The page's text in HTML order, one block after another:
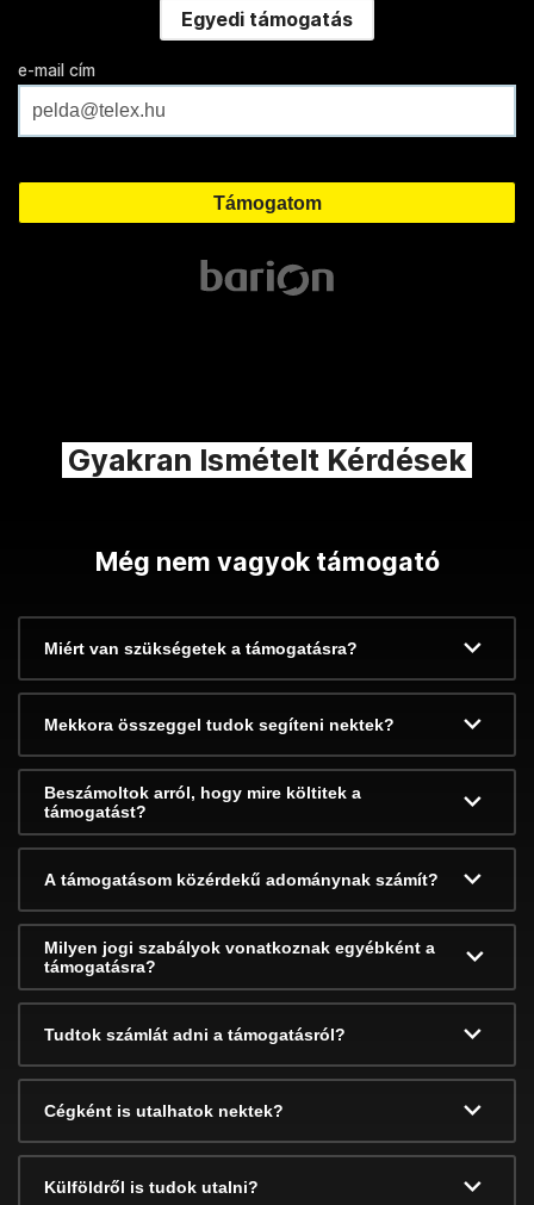
Egyedi támogatás
e-mail cím
Gyakran Ismételt Kérdések
Még nem vagyok támogató
Miért van szükségetek a támogatásra?
Mekkora összeggel tudok segíteni nektek?
Beszámoltok arról, hogy mire költitek a
támogatást?
A támogatásom közérdekű adománynak számít?
Milyen jogi szabályok vonatkoznak egyébként a
támogatásra?
Tudtok számlát adni a támogatásról?
Cégként is utalhatok nektek?
Külföldről is tudok utalni?